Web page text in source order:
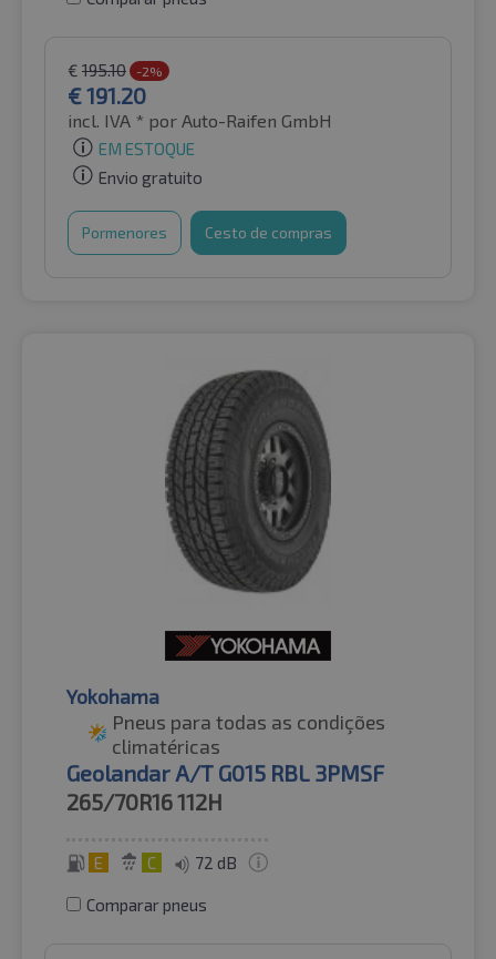
€ 195.10 -2%
€191.20
incl. IVA * por Auto-Raifen GmbH
EM ESTOQUE
Envio gratuito
Pormenores Cesto de compras
Yokohama
Pneus para todas as condições
climatéricas
Geolandar A/T G015 RBL 3PMSF
265/70R16112H
E C 72 dB
Comparar pneus